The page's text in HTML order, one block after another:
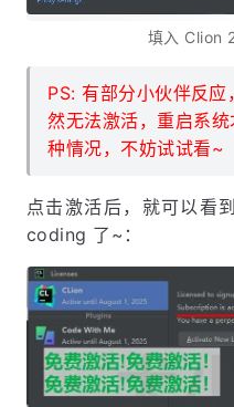
填入 Clion
PS: 有部分小伙伴反
然无法激活，重启系
种情况，不妨试试看~
点击激活后，就可以看
coding 了~：